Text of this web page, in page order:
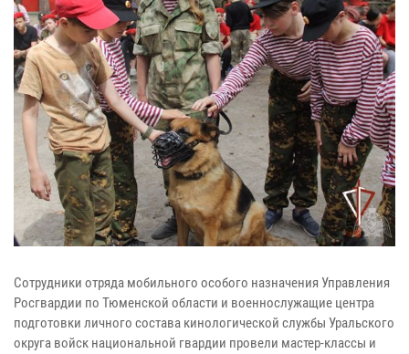
Сотрудники отряда мобильного особого назначения Управления
Росгвардии по Тюменской области и военнослужащие центра
подготовки личного состава кинологической службы Уральского
округа войск национальной гвардии провели мастер-классы и